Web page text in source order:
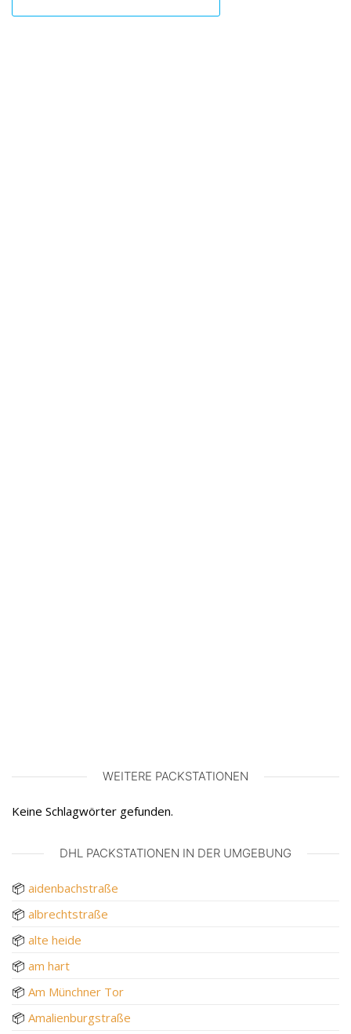
WEITERE PACKSTATIONEN
Keine Schlagwörter gefunden.
DHL PACKSTATIONEN IN DER UMGEBUNG
📦 aidenbachstraße
📦 albrechtstraße
📦 alte heide
📦 am hart
📦 Am Münchner Tor
📦 Amalienburgstraße